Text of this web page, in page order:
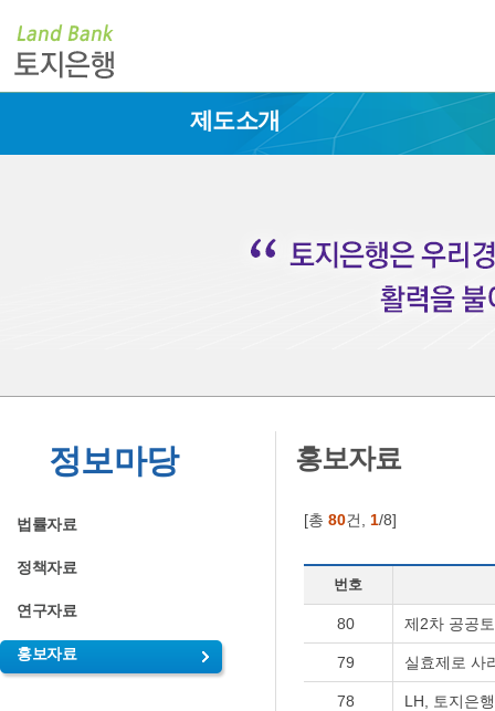
제도소개
정보마당
법률자료
정책자료
연구자료
홍보자료
홍보자료
[총 80건, 1/8]
번호
80 제2차 공공
79 실효제로 사
78 LH, 토지은